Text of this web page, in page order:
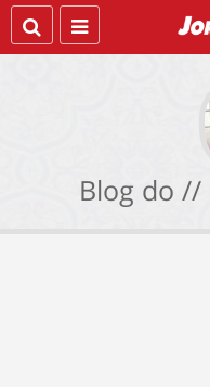
Blog do //